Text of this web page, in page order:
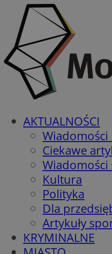
AKTUALNOŚCI
Ciekawe
Kultura
Polityka
Dla
Artykuły
KRYMINALNE